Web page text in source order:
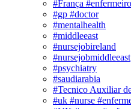
#França
#gp #doctor
#mentalhealth
#middleeast
#nursejobireland
#nursejobmiddleeast
#psychiatry
#saudiarabia
#Tecnico Auxiliar
#uk #nurse